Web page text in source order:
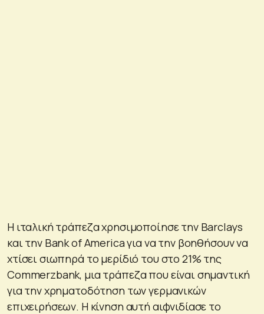
Η ιταλική τράπεζα χρησιμοποίησε την Barclays
και την Bank of America για να την βοηθήσουν να
χτίσει σιωπηρά το μερίδιό του στο 21% της
Commerzbank, μια τράπεζα που είναι σημαντική
για την χρηματοδότηση των γερμανικών
επιχειρήσεων. Η κίνηση αυτή αιφνιδίασε το